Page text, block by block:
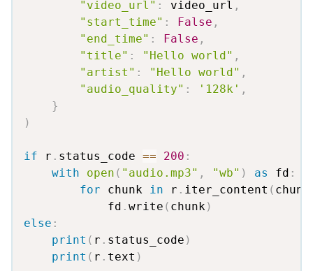
"video_url" : video_url ,
"start_time" : False ,
"end_time" : False ,
"title" : "Hello world" ,
"artist" : "Hello world" ,
"audio_quality" : '128k' ,
}
)
if r . status_code == 200 :
with
open ( "audio.mp3" , "wb" ) as fd :
for chunk in r . iter_content (
            fd
. write ( chunk )
else :
print ( r . status_code )
print ( r . text )